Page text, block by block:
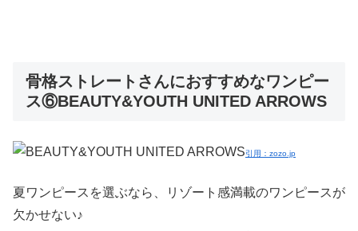
骨格ストレートさんにおすすめなワンピー
ス⑥BEAUTY&YOUTH UNITED ARROWS
引用：zozo.jp
夏ワンピースを選ぶなら、リゾート感満載のワンピースが
欠かせない♪